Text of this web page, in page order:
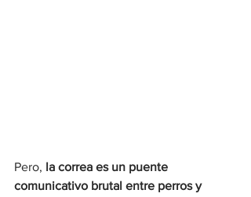
Pero, la correa es un puente
comunicativo brutal entre perros y